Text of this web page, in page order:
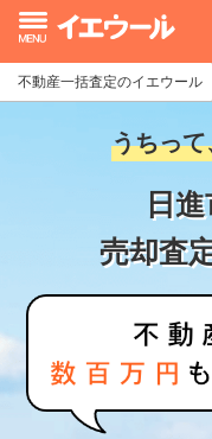
不動産一括査定のイエウール
うちっ
日
売却査
イエウール加盟希望の
初めての方へ
不動産売却の流れ
不動産の売却・一括査
家査定シミュレーター
お問い合わせ